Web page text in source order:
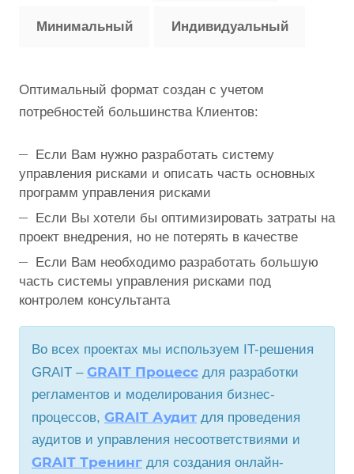
Минимальный Индивидуальный
Оптимальный формат создан с учетом
потребностей большинства Клиентов:
Если Вам нужно разработать систему
управления рисками и описать часть основных
программ управления рисками
Если Вы хотели бы оптимизировать затраты на
проект внедрения, но не потерять в качестве
Если Вам необходимо разработать большую
часть системы управления рисками под
контролем консультанта
Во всех проектах мы используем IT-решения
GRAIT – GRAIT Процесс для разработки
регламентов и моделирования бизнес-
процессов, GRAIT Аудит для проведения
аудитов и управления несоответствиями и
GRAIT Тренинг для создания онлайн-